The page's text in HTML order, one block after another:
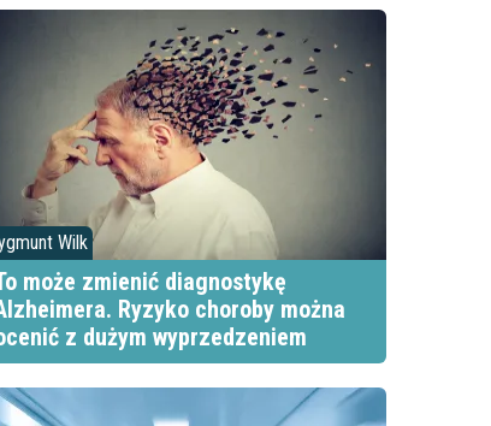
Wilk
może zmienić diagnostykę
Ryzyko choroby można
z dużym wyprzedzeniem